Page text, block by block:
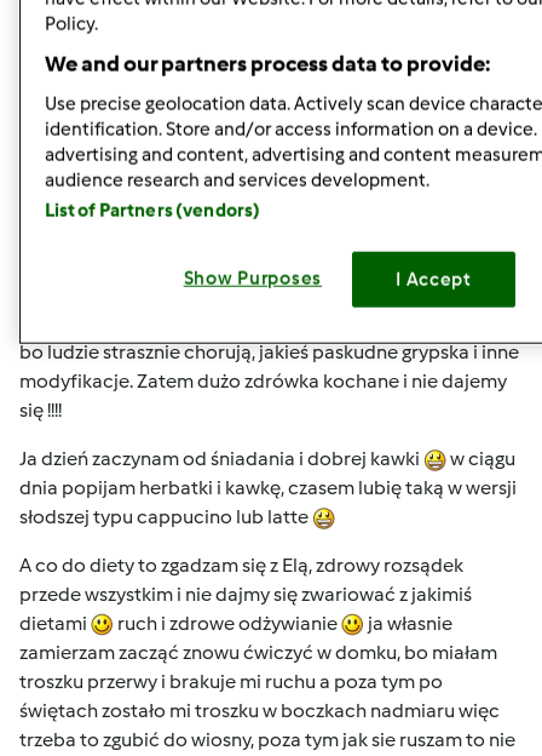
magi1 (niezweryfikowany)
U nas też zimno, dzisiaj w nocy -10 brrr ale to przecież
bo ludzie strasznie chorują, jakieś paskudne grypska i inne
modyfikacje. Zatem dużo zdrówka kochane i nie dajemy
się !!!!
Ja dzień zaczynam od śniadania i dobrej kawki
w ciągu
dnia popijam herbatki i kawkę, czasem lubię taką w wersji
słodszej typu cappucino lub latte
A co do diety to zgadzam się z Elą, zdrowy rozsądek
przede wszystkim i nie dajmy się zwariować z jakimiś
dietami
ruch i zdrowe odżywianie
ja własnie
zamierzam zacząć znowu ćwiczyć w domku, bo miałam
troszku przerwy i brakuje mi ruchu a poza tym po
świętach zostało mi troszku w boczkach nadmiaru więc
trzeba to zgubić do wiosny, poza tym jak sie ruszam to nie
Policy.
We and our partners process data to provide:
Use precise geolocation data. Actively scan device
identification. Store and/or access information on a device.
advertising and content, advertising and content
audience research and services development.
List of Partners (vendors)
Show Purposes I Accept